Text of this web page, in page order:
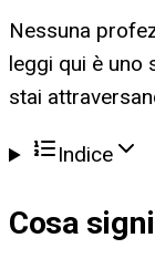
Nessuna
leggi qui è uno
stai
Indice
Cosa